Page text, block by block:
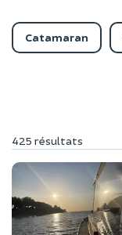
Catamaran
425 résultats